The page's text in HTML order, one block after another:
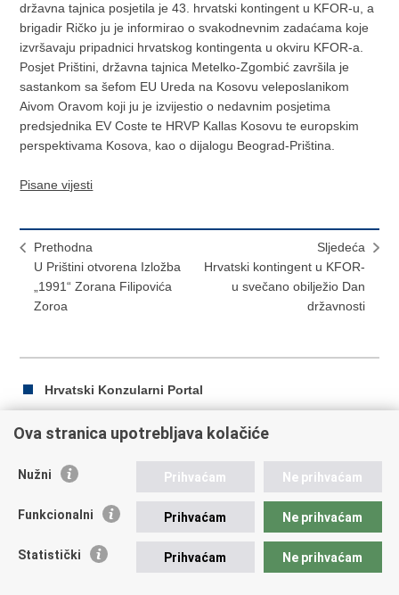
državna tajnica posjetila je 43. hrvatski kontingent u KFOR-u, a
brigadir Ričko ju je informirao o svakodnevnim zadaćama koje
izvršavaju pripadnici hrvatskog kontingenta u okviru KFOR-a.
Posjet Prištini, državna tajnica Metelko-Zgombić završila je
sastankom sa šefom EU Ureda na Kosovu veleposlanikom
Aivom Oravom koji ju je izvijestio o nedavnim posjetima
predsjednika EV Coste te HRVP Kallas Kosovu te europskim
perspektivama Kosova, kao o dijalogu Beograd-Priština.
Pisane vijesti
Prethodna
U Prištini otvorena Izložba
„1991“ Zorana Filipovića
Zoroa
Sljedeća
Hrvatski kontingent u KFOR-
u svečano obilježio Dan
državnosti
Hrvatski Konzularni Portal
Ispiši
Podijeli
Facebooku
Twitteru
Republika Hrvatska
Trg N.Š. Zrinskog 7-8, 10000 Zagreb
Ova stranica upotrebljava kolačiće
Nužni Prihvaćam Ne prihvaćam
Funkcionalni Prihvaćam Ne prihvaćam
Statistički Prihvaćam Ne prihvaćam